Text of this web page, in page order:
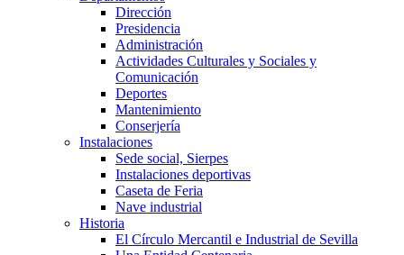
Dirección
Presidencia
Administración
Actividades Culturales y Sociales y
Comunicación
Deportes
Mantenimiento
Conserjería
Instalaciones
Sede social, Sierpes
Instalaciones deportivas
Caseta de Feria
Nave industrial
Historia
El Círculo Mercantil e Industrial de Sevilla